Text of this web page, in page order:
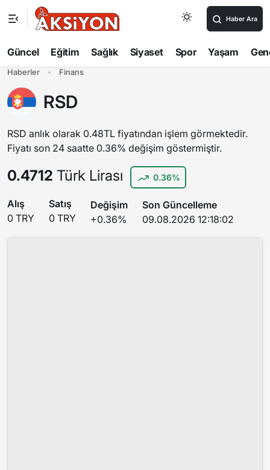
Haber Ara
Güncel Eğitim Sağlık Siyaset Spor Yaşam
Haberler Finans
RSD
RSD anlık olarak 0.48TL fiyatından işlem görmektedir.
Fiyatı son 24 saatte 0.36% değişim göstermiştir.
0.4712 Türk Lirası 0.36%
Alış
0 TRY
Satış
0 TRY
Değişim
+0.36%
Son Güncelleme
09.08.2026 12:18:02